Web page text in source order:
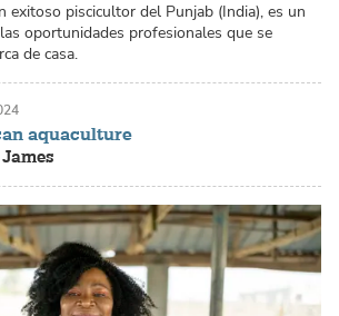
exitoso piscicultor del Punjab (India), es un
oportunidades profesionales que se
de casa.
aquaculture